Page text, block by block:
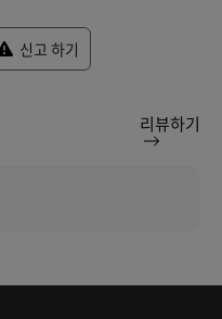
신고 하기
리뷰하기